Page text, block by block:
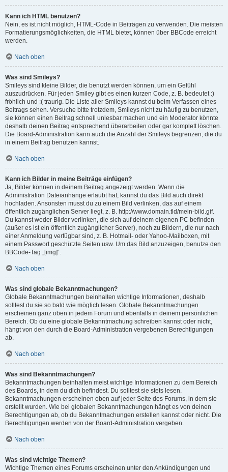
Kann ich HTML benutzen?
Nein, es ist nicht möglich, HTML-Code in Beiträgen zu verwenden. Die meisten
Formatierungsmöglichkeiten, die HTML bietet, können über BBCode erreicht
werden.
Nach oben
Was sind Smileys?
Smileys sind kleine Bilder, die benutzt werden können, um ein Gefühl
auszudrücken. Für jeden Smiley gibt es einen kurzen Code, z. B. bedeutet :)
fröhlich und :( traurig. Die Liste aller Smileys kannst du beim Verfassen eines
Beitrags sehen. Versuche bitte trotzdem, Smileys nicht zu häufig zu benutzen,
sie können einen Beitrag schnell unlesbar machen und ein Moderator könnte
deshalb deinen Beitrag entsprechend überarbeiten oder gar komplett löschen.
Die Board-Administration kann auch die Anzahl der Smileys begrenzen, die du
in einem Beitrag benutzen kannst.
Nach oben
Kann ich Bilder in meine Beiträge einfügen?
Ja, Bilder können in deinem Beitrag angezeigt werden. Wenn die
Administration Dateianhänge erlaubt hat, kannst du das Bild auch direkt
hochladen. Ansonsten musst du zu einem Bild verlinken, das auf einem
öffentlich zugänglichen Server liegt, z. B. http://www.domain.tld/mein-bild.gif.
Du kannst weder Bilder verlinken, die sich auf deinem eigenen PC befinden
(außer es ist ein öffentlich zugänglicher Server), noch zu Bildern, die nur nach
einer Anmeldung verfügbar sind, z. B. Hotmail- oder Yahoo-Mailboxen, mit
einem Passwort geschützte Seiten usw. Um das Bild anzuzeigen, benutze den
BBCode-Tag „[img]“.
Nach oben
Was sind globale Bekanntmachungen?
Globale Bekanntmachungen beinhalten wichtige Informationen, deshalb
solltest du sie so bald wie möglich lesen. Globale Bekanntmachungen
erscheinen ganz oben in jedem Forum und ebenfalls in deinem persönlichen
Bereich. Ob du eine globale Bekanntmachung schreiben kannst oder nicht,
hängt von den durch die Board-Administration vergebenen Berechtigungen
ab.
Nach oben
Was sind Bekanntmachungen?
Bekanntmachungen beinhalten meist wichtige Informationen zu dem Bereich
des Boards, in dem du dich befindest. Du solltest sie stets lesen.
Bekanntmachungen erscheinen oben auf jeder Seite des Forums, in dem sie
erstellt wurden. Wie bei globalen Bekanntmachungen hängt es von deinen
Berechtigungen ab, ob du Bekanntmachungen erstellen kannst oder nicht. Die
Berechtigungen werden von der Board-Administration vergeben.
Nach oben
Was sind wichtige Themen?
Wichtige Themen eines Forums erscheinen unter den Ankündigungen und